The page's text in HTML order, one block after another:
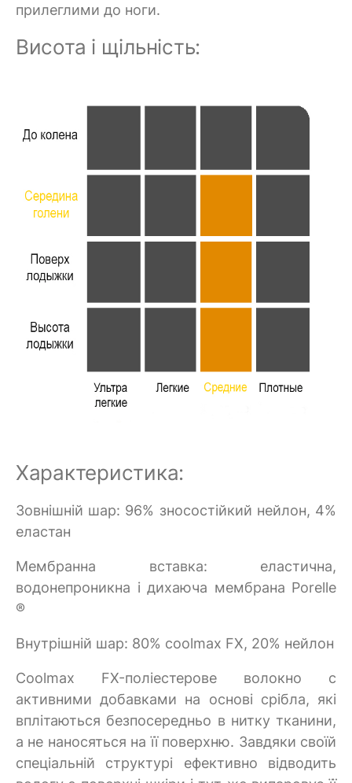
прилеглими до ноги.
Висота і щільність:
Характеристика:
Зовнішній шар: 96% зносостійкий нейлон, 4%
еластан
Мембранна вставка: еластична,
водонепроникна і дихаюча мембрана Porelle
®
Внутрішній шар: 80% coolmax FX, 20% нейлон
Coolmax FX-поліестерове волокно c
активними добавками на основі срібла, які
вплітаються безпосередньо в нитку тканини,
а не наносяться на її поверхню. Завдяки своїй
спеціальній структурі ефективно відводить